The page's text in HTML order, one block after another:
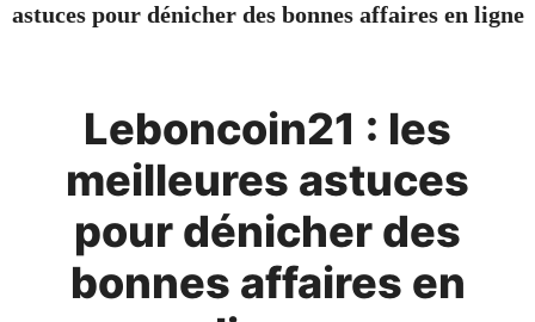
astuces pour dénicher des bonnes affaires en ligne
Leboncoin21 : les
meilleures astuces
pour dénicher des
bonnes affaires en